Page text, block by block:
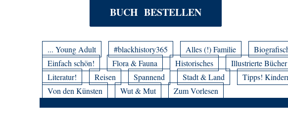
BUCH BESTELLEN
... Young Adult #blackhistory365 Alles (!) Familie
Einfach schön!
Flora & Fauna Historisches Illustrierte Bücher
Literatur!
Reisen Spannend Stadt & Land Tipps!
Von den Künsten
Wut & Mut Zum Vorlesen